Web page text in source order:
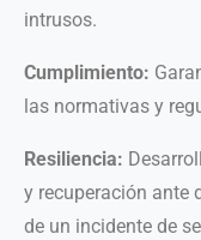
intrusos.
Cumplimiento:
las normativas y
Resiliencia:
y recuperación ante
de un incidente de